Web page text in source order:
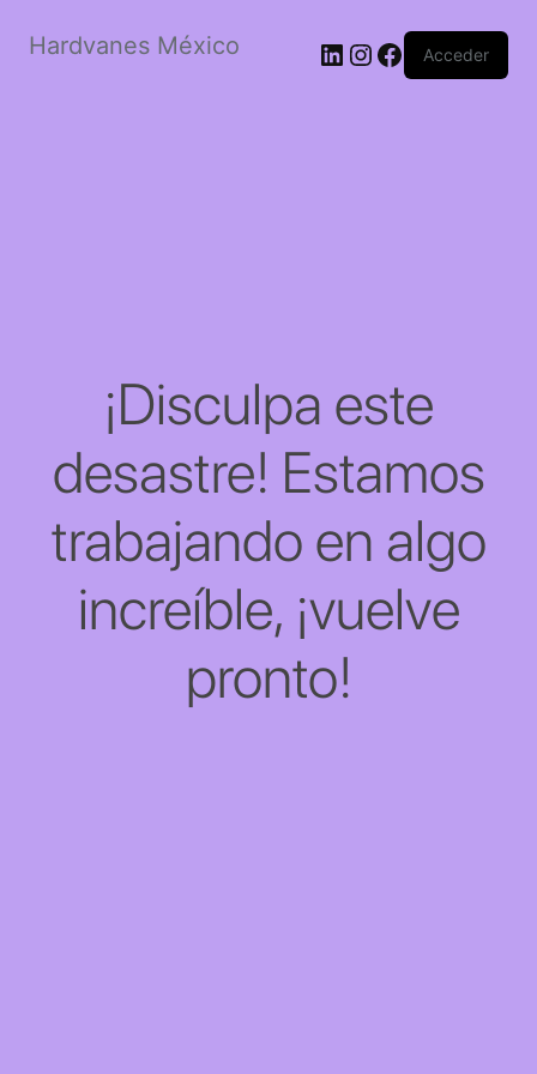
Hardvanes México LinkedIn
Instagram
Facebook
Acceder
¡Disculpa este
desastre! Estamos
trabajando en algo
increíble, ¡vuelve
pronto!